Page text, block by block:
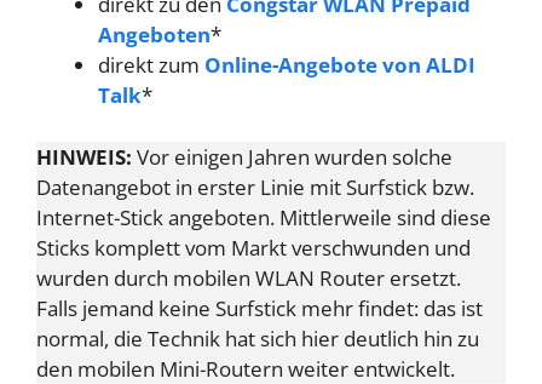
Angeboten*
direkt zum Online-Angebote von ALDI
Talk*
HINWEIS: Vor einigen Jahren wurden solche
Datenangebot in erster Linie mit Surfstick bzw.
Internet-Stick angeboten. Mittlerweile sind diese
Sticks komplett vom Markt verschwunden und
wurden durch mobilen WLAN Router ersetzt.
Falls jemand keine Surfstick mehr findet: das ist
normal, die Technik hat sich hier deutlich hin zu
den mobilen Mini-Routern weiter entwickelt.